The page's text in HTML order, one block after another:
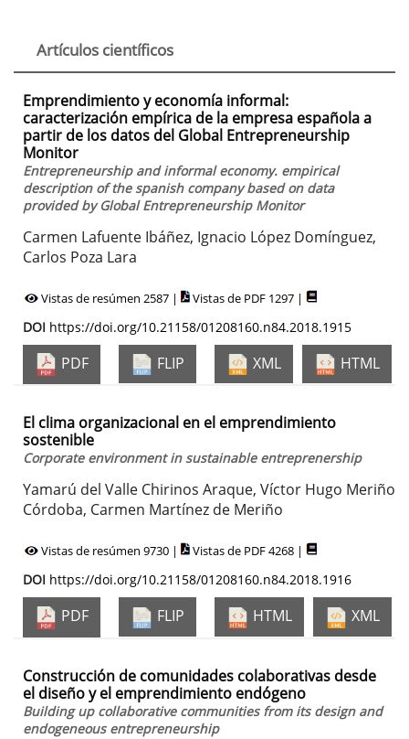
Artículos científicos
Emprendimiento y economía informal:
caracterización empírica de la empresa española a
partir de los datos del Global Entrepreneurship
Monitor
Entrepreneurship and informal economy. empirical
description of the spanish company based on data
provided by Global Entrepreneurship Monitor
Carmen Lafuente Ibáñez, Ignacio López Domínguez,
Carlos Poza Lara
Vistas de resúmen 2587 | Vistas de PDF 1297 |
DOI https://doi.org/10.21158/01208160.n84.2018.1915
PDF FLIP XML HTML
El clima organizacional en el emprendimiento
sostenible
Corporate environment in sustainable entreprenership
Yamarú del Valle Chirinos Araque, Víctor Hugo Meriño
Córdoba, Carmen Martínez de Meriño
Vistas de resúmen 9730 | Vistas de PDF 4268 |
DOI https://doi.org/10.21158/01208160.n84.2018.1916
PDF FLIP HTML XML
Construcción de comunidades colaborativas desde
el diseño y el emprendimiento endógeno
Building up collaborative communities from its design and
endogeneous entrepreneurship